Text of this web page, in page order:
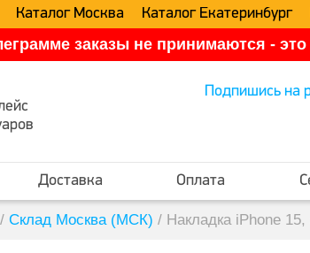
Каталог Москва Каталог Екатеринбург
заказы не принимаются -
Подпишись на
Доставка Оплата
/ Склад Москва (МСК) / Накладка iPhone